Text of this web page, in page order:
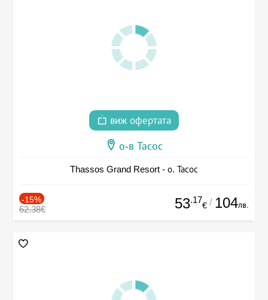
виж офертата
о-в Тасос
Thassos Grand Resort - о. Тасос
-15%
62.38€ 53.17
€ / 104лв.